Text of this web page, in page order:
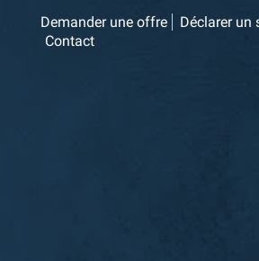
Demander une offre
Déclarer un
Contact